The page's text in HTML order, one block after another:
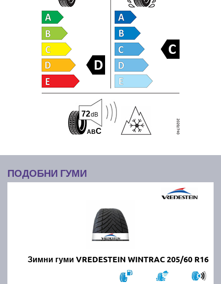
ABC
72dB
ПОДОБНИ ГУМИ
Зимни гуми VREDESTEIN WINTRAC 205/60 R16